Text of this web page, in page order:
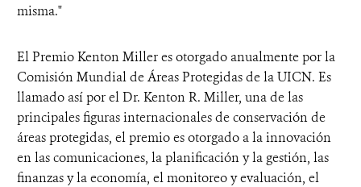
misma."
El Premio Kenton Miller es otorgado anualmente por la
Comisión Mundial de Áreas Protegidas de la UICN. Es
llamado así por el Dr. Kenton R. Miller, una de las
principales figuras internacionales de conservación de
áreas protegidas, el premio es otorgado a la innovación
en las comunicaciones, la planificación y la gestión, las
finanzas y la economía, el monitoreo y evaluación, el